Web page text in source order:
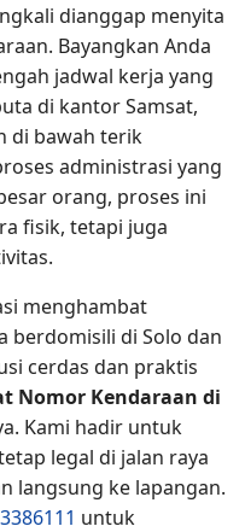
dianggap menyita
Bayangkan Anda
jadwal kerja yang
di kantor Samsat,
di bawah terik
administrasi yang
orang, proses ini
fisik, tetapi juga
menghambat
berdomisili di Solo dan
cerdas dan praktis
Nomor Kendaraan di
Kami hadir untuk
legal di jalan raya
langsung ke lapangan.
untuk